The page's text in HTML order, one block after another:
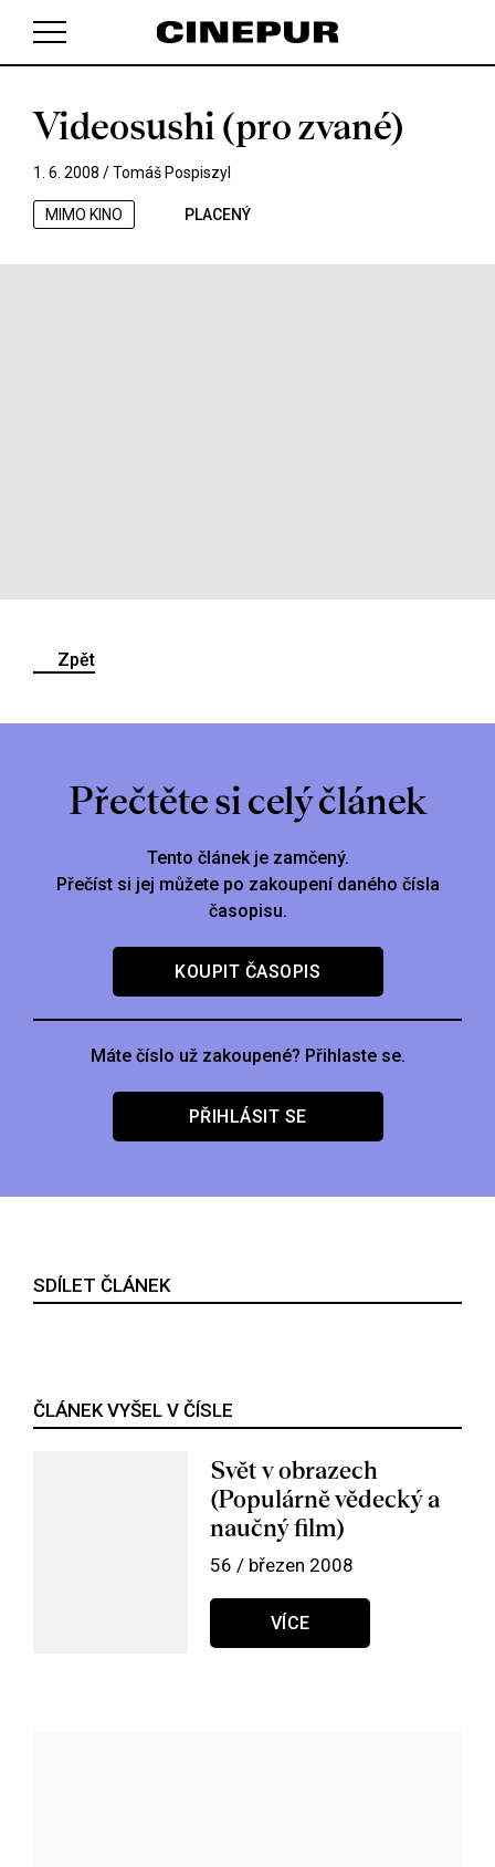
V košíku zatím nemáte žádné položky.
Videosushi (pro zvané)
1. 6. 2008 /Tomáš Pospiszyl
MIMO KINO PLACENÝ
Zpět
Přečtěte si celý článek
Tento článek je zamčený.
Přečíst si jej můžete po zakoupení daného čísla
časopisu.
KOUPIT ČASOPIS
Máte číslo už zakoupené? Přihlaste se.
PŘIHLÁSIT SE
SDÍLET ČLÁNEK
ČLÁNEK VYŠEL V ČÍSLE
Svět v obrazech
(Populárně vědecký a
naučný film)
56 / březen 2008
VÍCE